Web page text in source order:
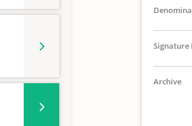
Signature
Archive